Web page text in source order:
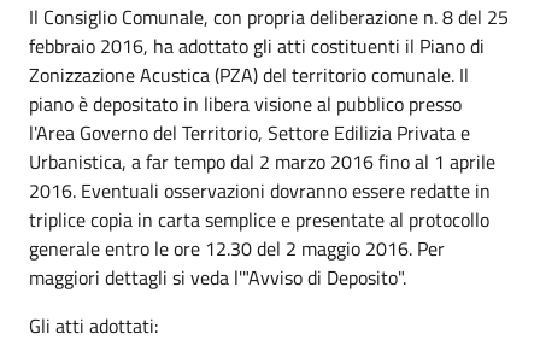
Il Consiglio Comunale, con propria deliberazione n. 8 del 25
febbraio 2016, ha adottato gli atti costituenti il Piano di
Zonizzazione Acustica (PZA) del territorio comunale. Il
piano è depositato in libera visione al pubblico presso
l'Area Governo del Territorio, Settore Edilizia Privata e
Urbanistica, a far tempo dal 2 marzo 2016 fino al 1 aprile
2016. Eventuali osservazioni dovranno essere redatte in
triplice copia in carta semplice e presentate al protocollo
generale entro le ore 12.30 del 2 maggio 2016. Per
maggiori dettagli si veda l'"Avviso di Deposito".
Gli atti adottati: